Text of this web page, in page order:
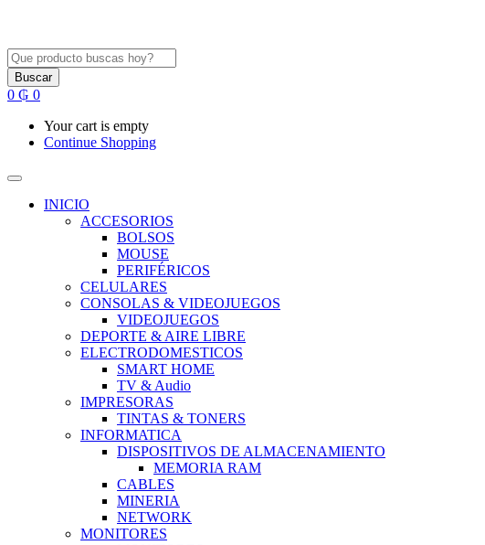
Buscar
0 ₲ 0
Your cart is empty
Continue Shopping
INICIO
ACCESORIOS
BOLSOS
MOUSE
PERIFÉRICOS
CELULARES
CONSOLAS & VIDEOJUEGOS
VIDEOJUEGOS
DEPORTE & AIRE LIBRE
ELECTRODOMESTICOS
SMART HOME
TV & Audio
IMPRESORAS
TINTAS & TONERS
INFORMATICA
DISPOSITIVOS DE ALMACENAMIENTO
MEMORIA RAM
CABLES
MINERIA
NETWORK
MONITORES